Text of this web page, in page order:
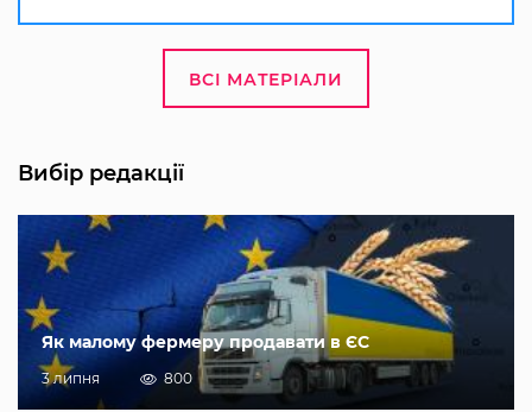
ВСІ МАТЕРІАЛИ
Вибір редакції
Як малому фермеру продавати в ЄС
3 липня 800